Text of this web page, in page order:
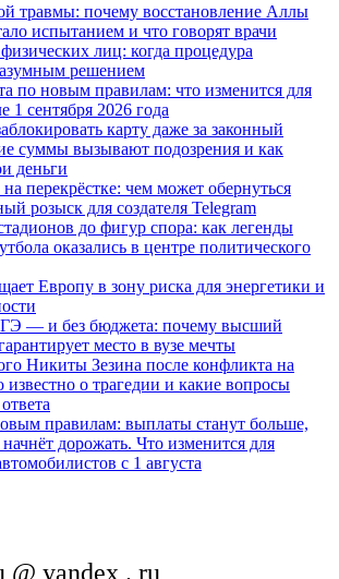
травмы: почему восстановление Аллы
испытанием и что говорят врачи
лиц: когда процедура
решением
по новым правилам: что изменится для
1 сентября 2026 года
карту даже за законный
суммы вызывают подозрения и как
деньги
перекрёстке: чем может обернуться
розыск для создателя Telegram
до фигур спора: как легенды
оказались в центре политического
Европу в зону риска для энергетики и
— и без бюджета: почему высший
место в вузе мечты
Никиты Зезина после конфликта на
известно о трагедии и какие вопросы
правилам: выплаты станут больше,
начнёт дорожать. Что изменится для
с 1 августа
@ yandex . ru